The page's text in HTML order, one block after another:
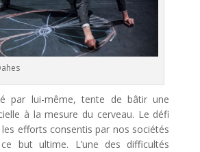
par lui-même, tente de bâtir une
à la mesure du cerveau. Le défi
efforts consentis par nos sociétés
ce but ultime. L’une des difficultés